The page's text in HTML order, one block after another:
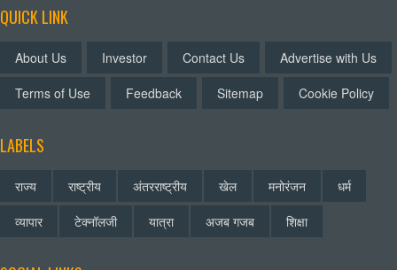
QUICK LINK
About Us Investor Contact Us
Advertise with Us
Terms of Use
Feedback Sitemap Cookie Policy
LABELS
राज्य राष्ट्रीय अंतरराष्ट्रीय खेल मनोरंजन
धर्म
व्यापार
टेक्नॉलजी यात्रा अजब गजब शिक्षा